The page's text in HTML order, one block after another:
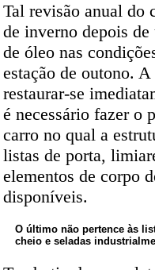
Tal revisão anual do
de inverno depois
de óleo nas
estação de outono.
restaurar-se
é necessário fazer o
carro no qual a
listas de porta,
elementos de corpo
disponíveis.
O último não pertence às
cheio e seladas